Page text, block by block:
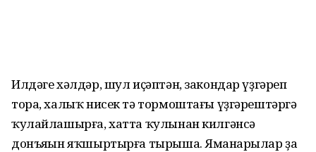
Илдәге хәлдәр, шул иҫәптән, закондар үҙгәреп
тора, халыҡ нисек тә тормоштағы үҙгәрештәргә
ҡулайлашырға, хатта ҡулынан килгәнсә
донъяһын яҡшыртырға тырыша. Яманһарылар ҙа